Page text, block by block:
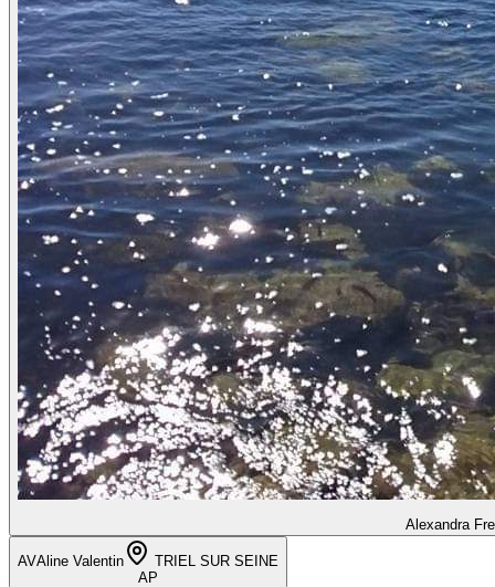
Alexandra
AVAline Valentin
TRIEL SUR SEINE
AP